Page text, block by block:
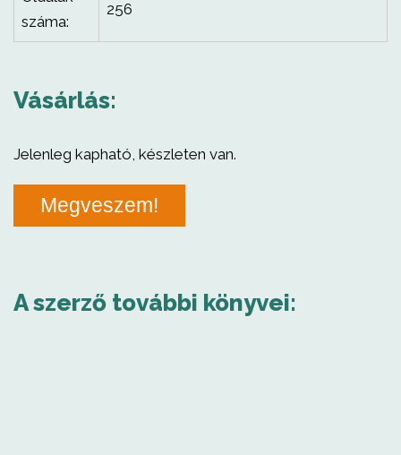
száma:
256
Vásárlás:
Jelenleg kapható, készleten van.
Megveszem!
A szerző további könyvei: